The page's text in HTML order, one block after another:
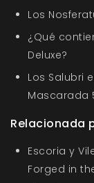
Los
¿Qué
Deluxe?
Los Salubri
Mascarada
Relacionada
Escoria y
Forged in